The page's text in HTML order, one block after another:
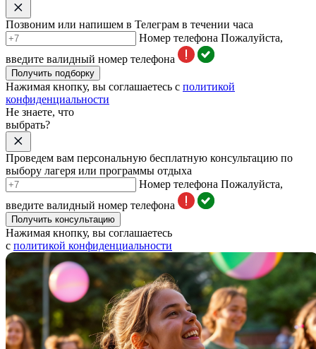
Позвоним или напишем в Телеграм в течении часа
Номер телефона Пожалуйста,
введите валидный номер телефона
Получить подборку
Нажимая кнопку, вы соглашаетесь с политикой
конфиденциальности
Не знаете, что
выбрать?
Проведем вам персональную бесплатную консультацию по
выбору лагеря или программы отдыха
Номер телефона Пожалуйста,
введите валидный номер телефона
Получить консультацию
Нажимая кнопку, вы соглашаетесь
с политикой конфиденциальности